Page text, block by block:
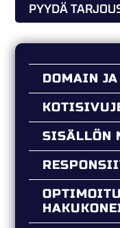
PYYDÄ
DOMAIN
SISÄLLÖN
OPTIMOITU